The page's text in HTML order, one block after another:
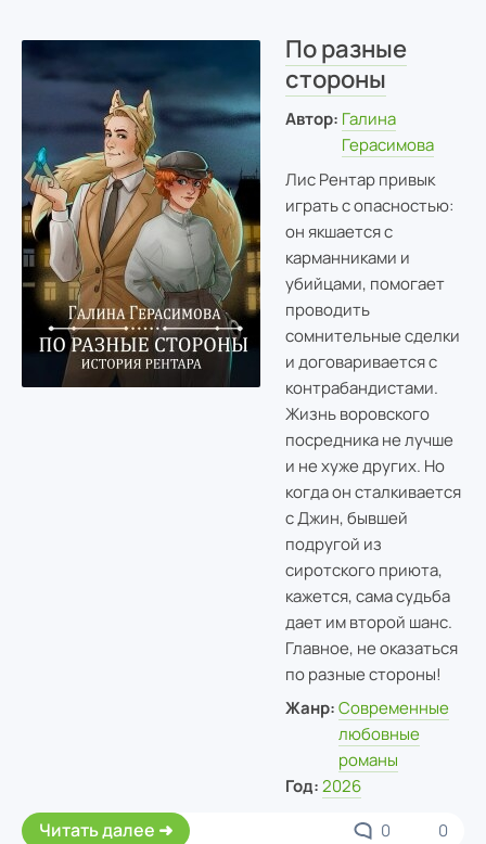
По разные
стороны
Автор: Галина
Герасимова
Лис Рентар привык
играть с опасностью:
он якшается с
карманниками и
убийцами, помогает
проводить
сомнительные сделки
и договаривается с
контрабандистами.
Жизнь воровского
посредника не лучше
и не хуже других. Но
когда он сталкивается
с Джин, бывшей
подругой из
сиротского приюта,
кажется, сама судьба
дает им второй шанс.
Главное, не оказаться
по разные стороны!
Жанр: Современные
любовные
романы
Год: 2026
Читать далее 0 0